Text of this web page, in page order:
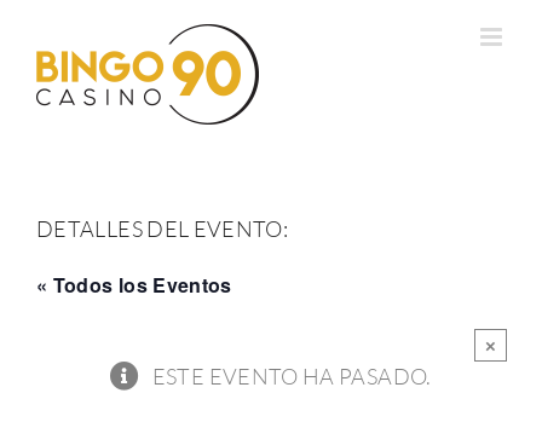
contenido
DETALLES DEL EVENTO:
« Todos los Eventos
×
ESTE EVENTO HA PASADO.